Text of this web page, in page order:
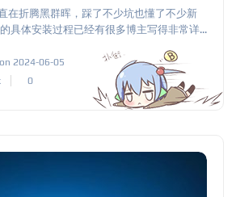
在折腾黑群晖，踩了不少坑也懂了不少新
具体安装过程已经有很多博主写得非常详...
2024-06-05
0